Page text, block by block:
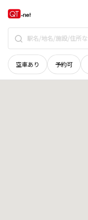
空車あり 予約可
北海道